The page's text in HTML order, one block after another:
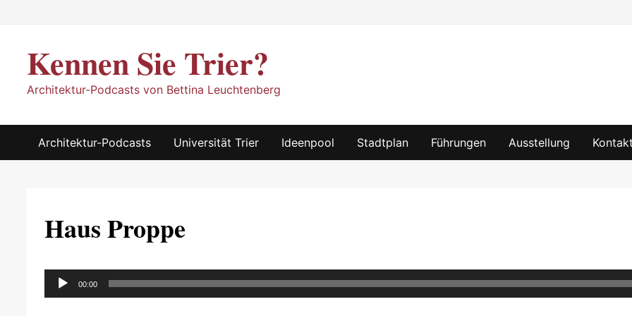
Kennen Sie Trier?
Architektur-Podcasts von Bettina Leuchtenberg
Architektur-Podcasts Universität Trier Ideenpool Stadtplan Führungen Ausstellung Kontakt
Haus Proppe
Audio-
Player
00:00